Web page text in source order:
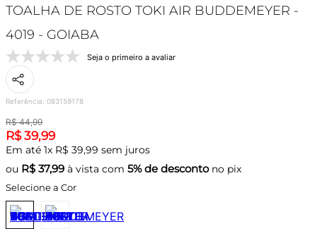
TOALHA DE ROSTO TOKI AIR BUDDEMEYER -
4019 - GOIABA
Seja o primeiro a avaliar
Referência: 083159178
R$ 44,99
R$ 39,99
Em até 1x R$ 39,99 sem juros
ou R$ 37,99 à vista com 5% de descontono pix
Selecione a Cor